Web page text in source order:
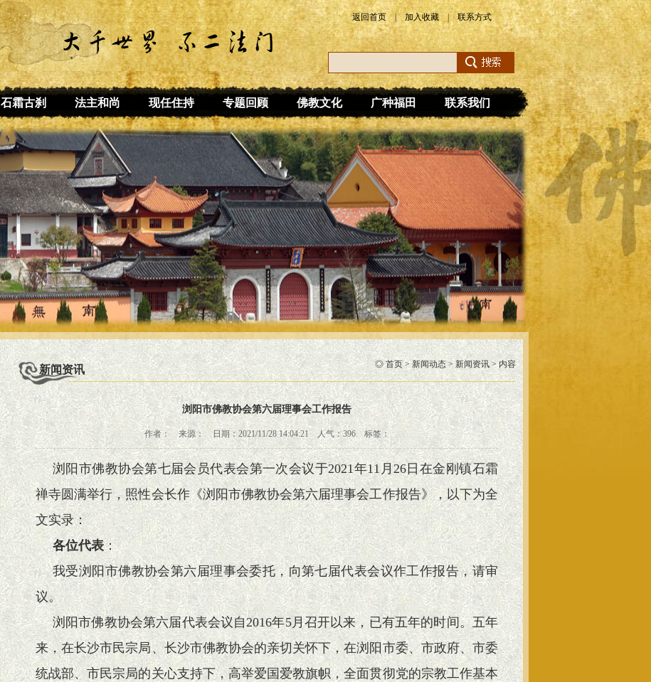
返回首页 加入收藏 | 联系方式
石霜古刹 法主和尚 现任住持 专题回顾 佛教文化 广种福田 联系我们
◎首页> 新闻动态 >新闻资讯> 内容
新闻资讯
浏阳市佛教协会第六届理事会工作报告
作者： 来源： 日期：2021/11/28 14:04:21 人气：396标签：
浏阳市佛教协会第七届会员代表会第一次会议于2021年11月26日在金刚镇石霜
禅寺圆满举行，照性会长作《浏阳市佛教协会第六届理事会工作报告》，以下为全
文实录：
各位代表：
我受浏阳市佛教协会第六届理事会委托，向第七届代表会议作工作报告，请审
议。
浏阳市佛教协会第六届代表会议自2016年5月召开以来，已有五年的时间。五年
来，在长沙市民宗局、长沙市佛教协会的亲切关怀下，在浏阳市委、市政府、市委
统战部、市民宗局的关心支持下，高举爱国爱教旗帜，全面贯彻党的宗教工作基本